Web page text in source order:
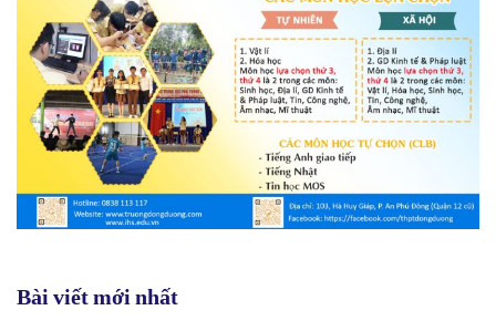
Bài viết mới nhất